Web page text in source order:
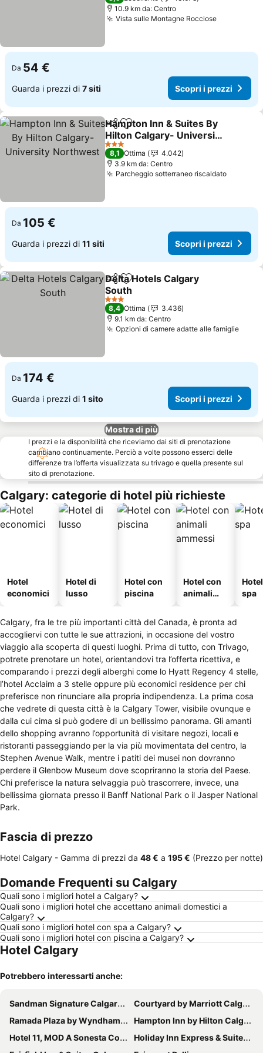
10.9 km da: Centro
Vista sulle Montagne RoccioseScopri i
Da 54 €
Guarda i prezzi di 7 siti Scopri i prezzi
CondividiAggiungi ai preferiti
Hampton Inn & Suites By
Hilton Calgary- University
Northwest
Scopri i prezzi
3 Stelle
8,1 Ottima
4.042
3.9 km da: Centro
Parcheggio sotterraneo riscaldatoScopri i
Da 105 €
Guarda i prezzi di 11 siti Scopri i prezzi
CondividiAggiungi ai preferiti
Delta Hotels Calgary
South
Scopri i prezzi
3 Stelle
8,4 Ottima
3.436
9.1 km da: Centro
Opzioni di camere adatte alle famiglie
Da 174 €
Guarda i prezzi di 1 sito Scopri i prezzi
Mostra di più
I prezzi e la disponibilità che riceviamo dai siti di prenotazione
cambiano continuamente. Perciò a volte possono esserci delle
differenze tra l’offerta visualizzata su trivago e quella presente sul
sito di prenotazione.
Calgary: categorie di hotel più richieste
Hotel
economici
Hotel di
lusso
Hotel con
piscina
Hotel con
animali
spa
Calgary, fra le tre più importanti città del Canada, è pronta ad
accogliervi con tutte le sue attrazioni, in occasione del vostro
viaggio alla scoperta di questi luoghi. Prima di tutto, con Trivago,
potrete prenotare un hotel, orientandovi tra l’offerta ricettiva, e
comparando i prezzi degli alberghi come lo Hyatt Regency 4 stelle,
l’hotel Acclaim a 3 stelle oppure più economici residence per chi
preferisce non rinunciare alla propria indipendenza. La prima cosa
che vedrete di questa città è la Calgary Tower, visibile ovunque e
dalla cui cima si può godere di un bellissimo panorama. Gli amanti
dello shopping avranno l’opportunità di visitare negozi, locali e
ristoranti passeggiando per la via più movimentata del centro, la
Stephen Avenue Walk, mentre i patiti dei musei non dovranno
perdere il Glenbow Museum dove scopriranno la storia del Paese.
Chi preferisce la natura selvaggia può trascorrere, invece, una
bellissima giornata presso il Banff National Park o il Jasper National
Park.
Fascia di prezzo
Hotel Calgary - Gamma di prezzi da ‎48 € a ‎195 € (Prezzo per notte)
Domande Frequenti su Calgary
Quali sono i migliori hotel a Calgary?
Quali sono i migliori hotel che accettano animali domestici a
Calgary?
Quali sono i migliori hotel con spa a Calgary?
Quali sono i migliori hotel con piscina a Calgary?
Hotel Calgary
Potrebbero interessarti anche:
Sandman Signature Calgary Downtown Hotel
Courtyard by Marriott Calgary Downtown
Ramada Plaza by Wyndham Calgary Downtown
Hampton Inn by Hilton Calgary Airport North
Hotel 11, MOD A Sonesta Collection
Holiday Inn Express & Suites Calgary Nw - University Area By Ihg